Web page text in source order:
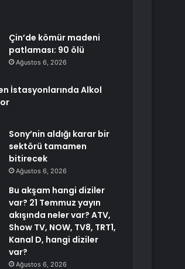
Çin’de kömür madeni
patlaması: 90 ölü
Ağustos 6, 2026
İstasyonlarında Alkol
Sony’nin aldığı karar bir
sektörü tamamen
bitirecek
Ağustos 6, 2026
Bu akşam hangi diziler
var? 21 Temmuz yayın
akışında neler var? ATV,
Show TV, NOW, TV8, TRT1,
Kanal D, hangi diziler
var?
Ağustos 6, 2026